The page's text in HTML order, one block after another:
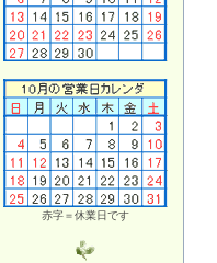
赤字＝休業日です